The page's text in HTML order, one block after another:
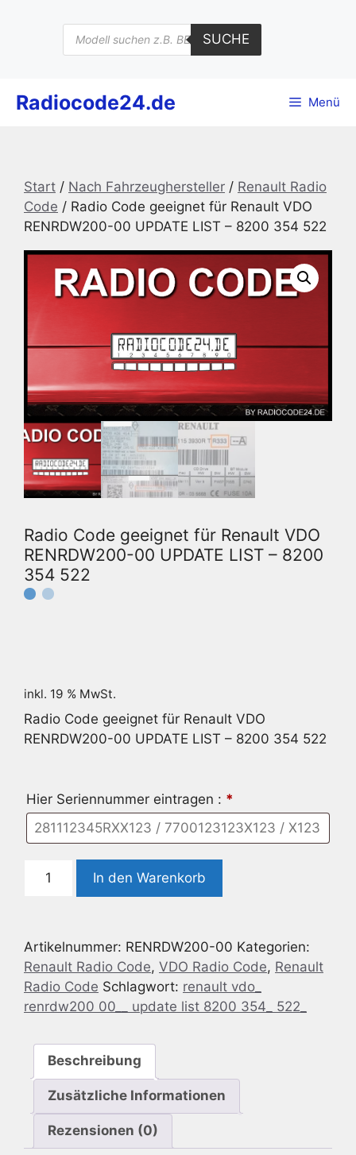
Products
search
SUCHE
Radiocode24.de Menü
Start / Nach Fahrzeughersteller / Renault Radio
Code / Radio Code geeignet für Renault VDO
RENRDW200-00 UPDATE LIST – 8200 354 522
Radio Code geeignet für Renault VDO
RENRDW200-00 UPDATE LIST – 8200
354 522
inkl. 19 % MwSt.
Radio Code geeignet für Renault VDO
RENRDW200-00 UPDATE LIST – 8200 354 522
Hier Seriennummer eintragen : *
Code
Renault
VDO
RENRDW200-
00
LIST
8200
Menge
In den Warenkorb
Artikelnummer: RENRDW200-00 Kategorien:
Renault Radio Code, VDO Radio Code, Renault
Radio Code Schlagwort: renault vdo_
renrdw200 00__ update list 8200 354_ 522_
Beschreibung
Zusätzliche Informationen
Rezensionen (0)